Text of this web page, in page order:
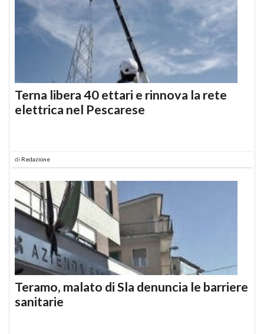
Terna libera 40 ettari e rinnova la rete
elettrica nel Pescarese
di Redazione
Teramo, malato di Sla denuncia le barriere
sanitarie